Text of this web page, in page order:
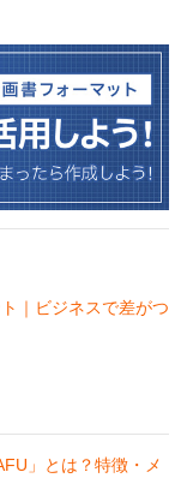
｜ビジネスで差がつ
」とは？特徴・メ